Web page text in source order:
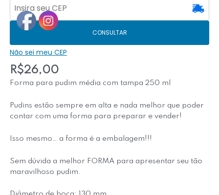
CONSULTAR
Não sei meu CEP
R$26,00
Forma para pudim média com tampa 250 ml
Pudins estão sempre em alta e nada melhor que poder
contar com uma forma para preparar e vender!
Isso mesmo… a forma é a embalagem!!!
Sem dúvida a melhor FORMA para apresentar seu tão
maravilhoso pudim.